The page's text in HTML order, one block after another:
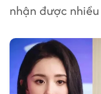
nhận được